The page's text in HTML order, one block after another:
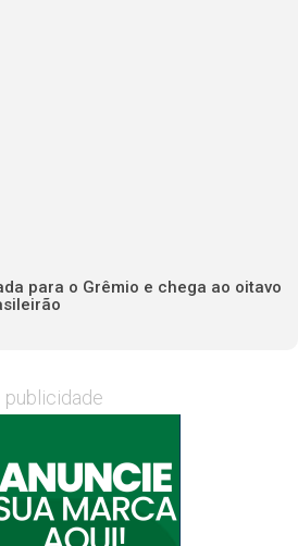
para o Grêmio e chega ao oitavo
publicidade